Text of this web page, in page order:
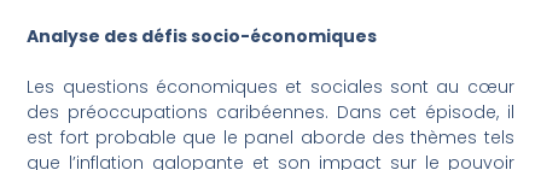
Analyse des défis socio-économiques
Les questions économiques et sociales sont au cœur
des préoccupations caribéennes. Dans cet épisode, il
est fort probable que le panel aborde des thèmes tels
que l’inflation galopante et son impact sur le pouvoir